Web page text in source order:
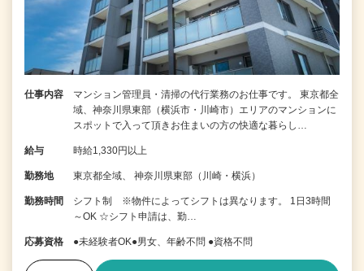
仕事内容
マンション管理員・清掃の代行業務のお仕事です。 東京都全
域、神奈川県東部（横浜市・川崎市）エリアのマンションに
スポットで入って頂きお住まいの方の快適な暮らし…
給与 時給1,330円以上
勤務地 東京都全域、 神奈川県東部（川崎・横浜）
勤務時間
シフト制 ※物件によってシフトは異なります。 1日3時間
～OK ☆シフト申請は、勤…
応募資格 ●未経験者OK●男女、年齢不問 ●資格不問